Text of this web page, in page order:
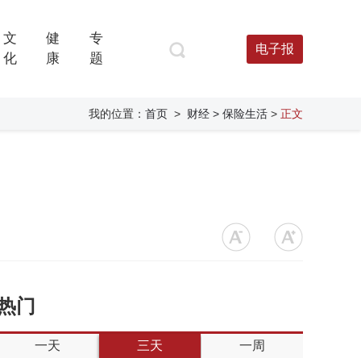
文
化
健
康
专
题
电子报
我的位置： 首页 > 财经 > 保险生活 > 正文
门
一天 三天 一周